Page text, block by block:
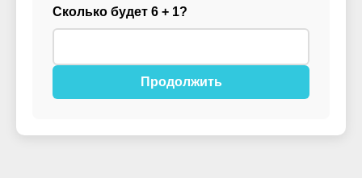
Сколько будет 6 + 1?
Продолжить